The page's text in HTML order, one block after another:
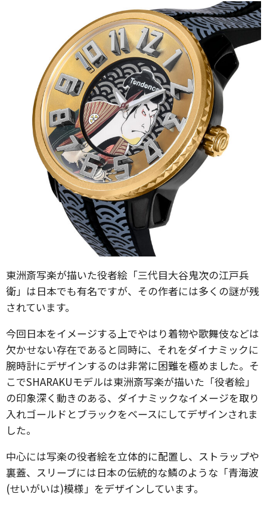
東洲斎写楽が描いた役者絵「三代目大谷鬼次の江戸兵
衛」は日本でも有名ですが、その作者には多くの謎が残
されています。
今回日本をイメージする上でやはり着物や歌舞伎などは
欠かせない存在であると同時に、それをダイナミックに
腕時計にデザインするのは非常に困難を極めました。そ
こでSHARAKUモデルは東洲斎写楽が描いた「役者絵」
の印象深く動きのある、ダイナミックなイメージを取り
入れゴールドとブラックをベースにしてデザインされま
した。
中心には写楽の役者絵を立体的に配置し、ストラップや
裏蓋、スリーブには日本の伝統的な鱗のような「青海波
(せいがいは)模様」をデザインしています。